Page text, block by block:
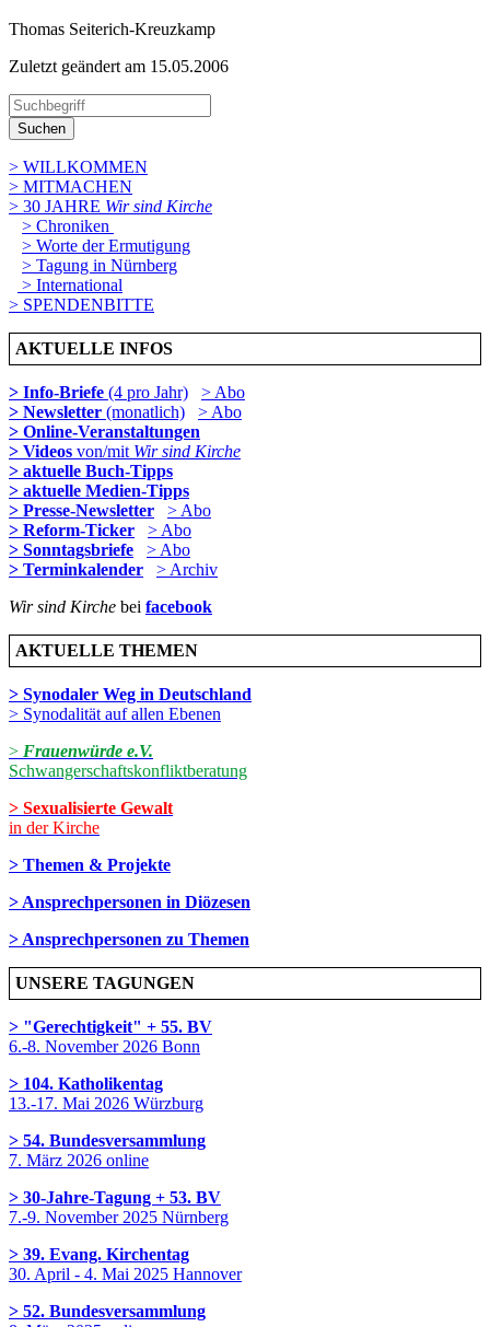
Thomas Seiterich-Kreuzkamp
Zuletzt geändert am 15­.05.2006
Suchen
> WILLKOMMEN
> MITMACHEN
> 30 JAHRE Wir sind Kirche
> Chroniken
> Worte der Ermutigung
> Tagung in Nürnberg
> International
> SPENDENBITTE
AKTUELLE INFOS
> Info-Briefe (4 pro Jahr)
> Abo
> Newsletter (monatlich)
> Abo
> Online-Veranstaltungen
> Videos von/mit Wir sind Kirche
> aktuelle Buch-Tipps
> aktuelle Medien-Tipps
> Presse-Newsletter
> Abo
> Reform-Ticker
> Abo
> Sonntagsbriefe
> Abo
> Terminkalender
> Archiv
Wir sind Kirche bei facebook
AKTUELLE THEMEN
> Synodaler Weg in Deutschland
> Synodalität auf allen Ebenen
> Frauenwürde e.V.
Schwangerschaftskonfliktberatung
> Sexualisierte Gewalt
in der Kirche
> Themen & Projekte
> Ansprechpersonen in Diözesen
> Ansprechpersonen zu Themen
UNSERE TAGUNGEN
> "Gerechtigkeit" + 55. BV
6.-8. November 2026 Bonn
> 104. Katholikentag
13.-17. Mai 2026 Würzburg
> 54. Bundesversammlung
7. März 2026 online
> 30-Jahre-Tagung + 53. BV
7.-9. November 2025 Nürnberg
> 39. Evang. Kirchentag
30. April - 4. Mai 2025 Hannover
> 52. Bundesversammlung